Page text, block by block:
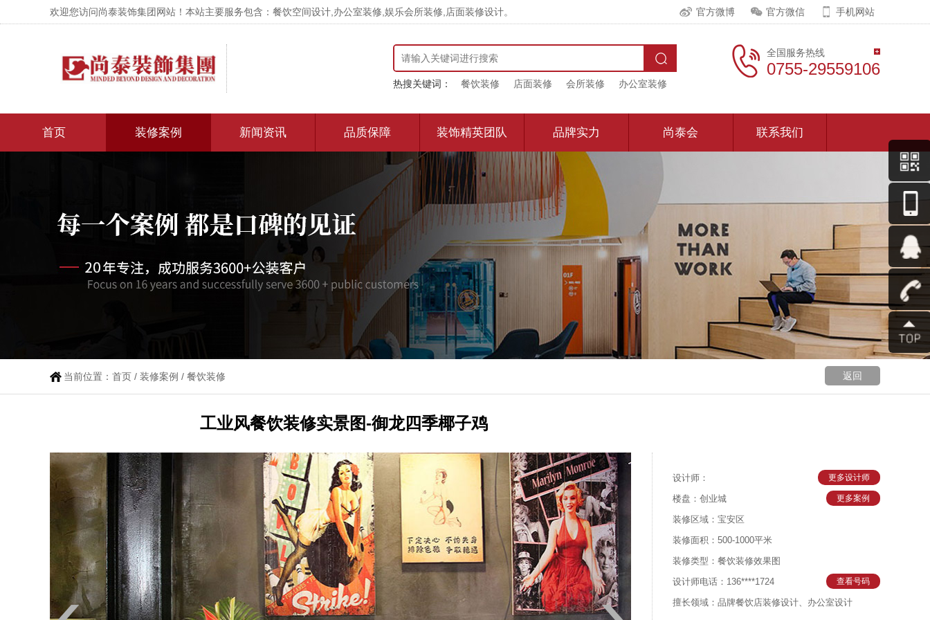
欢迎您访问尚泰装饰集团网站！本站主要服务包含：餐饮空间设计,办公室装修,娱乐会所装修,店面装修设计。 官方微博 官方微信 手机网站
热搜关键词： 餐饮装修 店面装修 会所装修 办公室装修
全国服务热线
0755-29559106
首页 装修案例 新闻资讯 品质保障 装饰精英团队 品牌实力 尚泰会 联系我们
返回
当前位置： 首页 / 装修案例 / 餐饮装修
工业风餐饮装修实景图-御龙四季椰子鸡
设计师： 更多设计师
楼盘：创业城 更多案例
装修区域：宝安区
装修面积：500-1000平米
装修类型：餐饮装修效果图
查看号码
设计师电话：136****1724
擅长领域：品牌餐饮店装修设计、办公室设计